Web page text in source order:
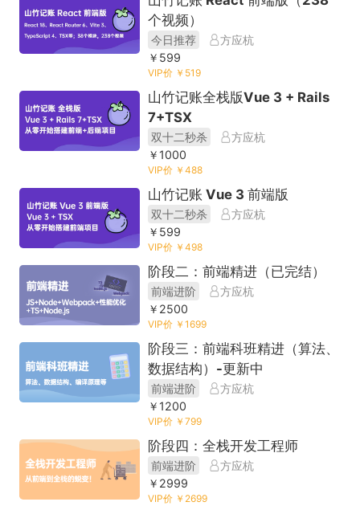
个视频）
今日推荐
方应杭
￥599
VIP价 ￥519
山竹记账全栈版Vue 3 + Rails
7+TSX
双十二秒杀
方应杭
￥1000
VIP价 ￥488
山竹记账 Vue 3 前端版
双十二秒杀
方应杭
￥599
VIP价 ￥498
阶段二：前端精进（已完结）
前端进阶
方应杭
￥2500
VIP价 ￥1699
阶段三：前端科班精进（算法、
数据结构）-更新中
前端进阶
方应杭
￥1200
VIP价 ￥799
阶段四：全栈开发工程师
前端进阶
方应杭
￥2999
VIP价 ￥2699